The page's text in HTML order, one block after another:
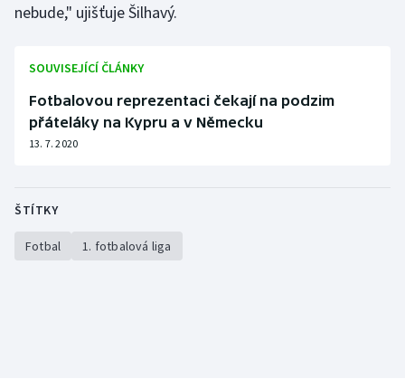
nebude," ujišťuje Šilhavý.
SOUVISEJÍCÍ ČLÁNKY
Fotbalovou reprezentaci čekají na podzim
přáteláky na Kypru a v Německu
13. 7. 2020
ŠTÍTKY
Fotbal 1. fotbalová liga